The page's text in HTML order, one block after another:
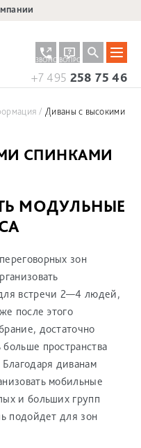
ЗАКАЗАТЬ
ЗВОНОК
ЗАДАТЬ
ВОПРОС
+7 495 258 75 46
Диваны с высокими
СПИНКАМИ
МОДУЛЬНЫЕ
зон
встречи 2—4 людей,
после этого
достаточно
пространства
диванам
мобильные
и больших групп
подойдет для зон